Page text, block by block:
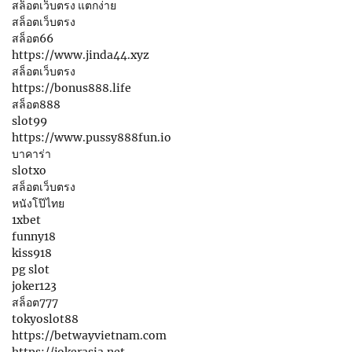
สล็อตเว็บตรง แตกง่าย
สล็อตเว็บตรง
สล็อต66
https://www.jinda44.xyz
สล็อตเว็บตรง
https://bonus888.life
สล็อต888
slot99
https://www.pussy888fun.io
บาคาร่า
slotxo
สล็อตเว็บตรง
หนังโป๊ไทย
1xbet
funny18
kiss918
pg slot
joker123
สล็อต777
tokyoslot88
https://betwayvietnam.com